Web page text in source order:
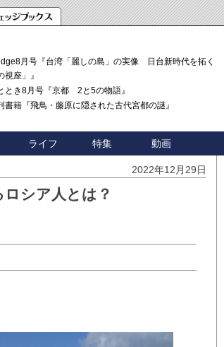
月号『台湾「麗しの島」の実像 日台新時代を拓く「3
視座」』
とき8月号『京都 2と5の物語』
書籍『飛鳥・藤原に隠された古代宮都の謎』
ライフ 特集 動画
2022年12月29日
シア人とは？